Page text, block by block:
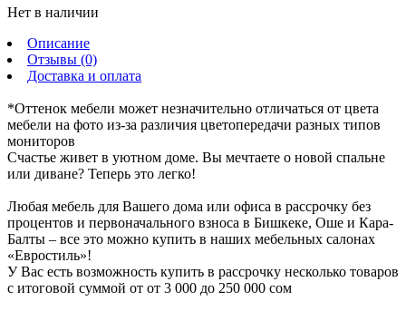
Нет в наличии
Описание
Отзывы (0)
Доставка и оплата
*Оттенок мебели может незначительно отличаться от цвета
мебели на фото из-за различия цветопередачи разных типов
мониторов
Счастье живет в уютном доме. Вы мечтаете о новой спальне
или диване? Теперь это легко!
Любая мебель для Вашего дома или офиса в рассрочку без
процентов и первоначального взноса в Бишкеке, Оше и Кара-
Балты – все это можно купить в наших мебельных салонах
«Евростиль»!
У Вас есть возможность купить в рассрочку несколько товаров
с итоговой суммой от от 3 000 до 250 000 сом